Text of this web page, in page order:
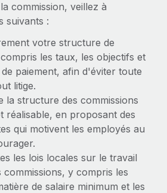
commission, veillez à
suivants :
votre structure de
les taux, les objectifs et
paiement, afin d'éviter toute
litige.
la structure des commissions
réalisable, en proposant des
qui motivent les employés au
les lois locales sur le travail
y compris les
de salaire minimum et les